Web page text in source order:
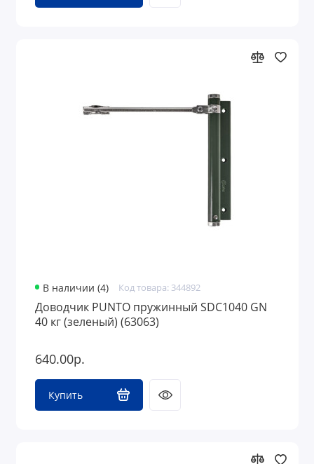
В наличии (4) Код товара: 344892
Доводчик PUNTO пружинный SDC1040 GN
40 кг (зеленый) (63063)
640.00р.
Купить